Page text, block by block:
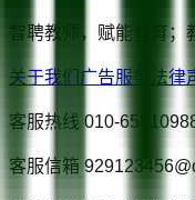
智聘教师，赋能教育；
关于我们 广告服务 法律
客服热线 010-
客服信箱